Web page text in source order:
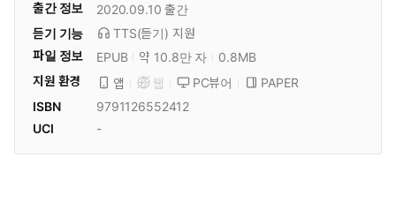
출간 정보 2020.09.10 출간
듣기 기능
TTS(듣기) 지원
파일 정보
EPUB 약 10.8만 자
0.8MB
지원 환경
앱 웹 PC뷰어
PAPER
ISBN
9791126552412
UCI
-